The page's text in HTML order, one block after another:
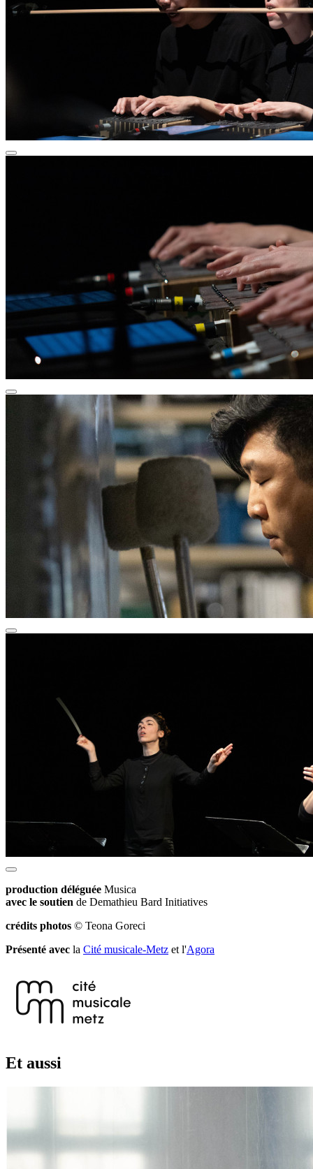
production déléguée Musica
avec le soutien de Demathieu Bard Initiatives
crédits photos © Teona Goreci
Présenté avec la Cité musicale-Metz et l'Agora
Et aussi